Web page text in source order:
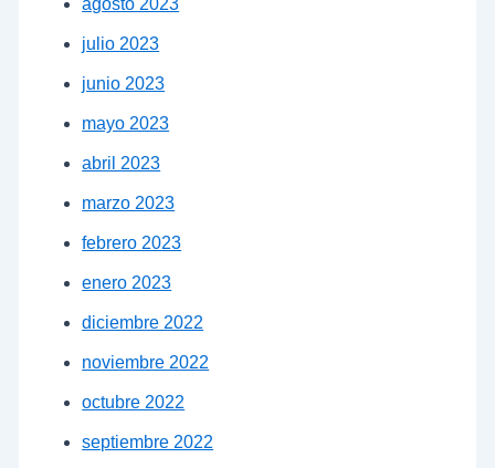
agosto 2023
julio 2023
junio 2023
mayo 2023
abril 2023
marzo 2023
febrero 2023
enero 2023
diciembre 2022
noviembre 2022
octubre 2022
septiembre 2022